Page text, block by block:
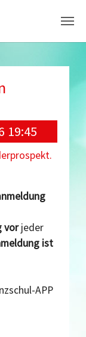
19:45
vorjeder
ist
APP